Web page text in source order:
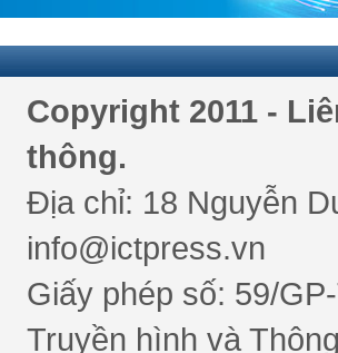
Copyright 2011 -
thông.
Địa chỉ: 18 Nguyễn
info@ictpress.vn
Giấy phép số: 59/
Truyền hình và